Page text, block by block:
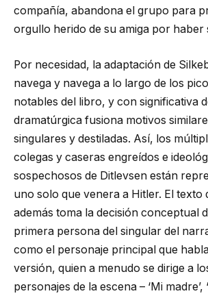
compañía, abandona el grupo para
orgullo herido de su amiga por haber
Por necesidad, la adaptación de
navega y navega a lo largo de los
notables del libro, y con significativa
dramatúrgica fusiona motivos
singulares y destiladas. Así, los
colegas y caseras engreídos e
sospechosos de Ditlevsen están
uno solo que venera a Hitler. El texto
además toma la decisión conceptual
primera persona del singular del
como el personaje principal que
versión, quien a menudo se dirige a
personajes de la escena – ‘Mi madre’,